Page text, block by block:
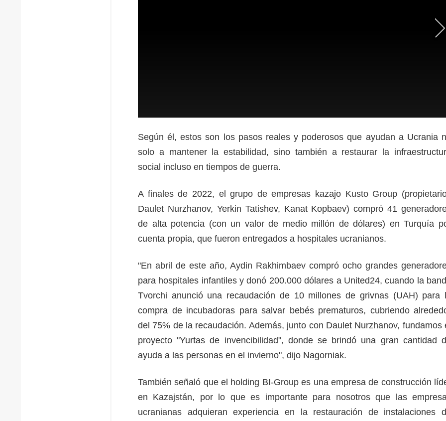
Según él, estos son los pasos reales y poderosos que ayudan a Ucrania
solo a mantener la estabilidad, sino también a restaurar la
social incluso en tiempos de guerra.
A finales de 2022, el grupo de empresas kazajo Kusto Group
Daulet Nurzhanov, Yerkin Tatishev, Kanat Kopbaev) compró 41
de alta potencia (con un valor de medio millón de dólares) en Turquía
cuenta propia, que fueron entregados a hospitales ucranianos.
"En abril de este año, Aydin Rakhimbaev compró ocho grandes
para hospitales infantiles y donó 200.000 dólares a United24, cuando la
Tvorchi anunció una recaudación de 10 millones de grivnas (UAH) para
compra de incubadoras para salvar bebés prematuros, cubriendo
del 75% de la recaudación. Además, junto con Daulet Nurzhanov, fundamos
proyecto "Yurtas de invencibilidad", donde se brindó una gran cantidad
ayuda a las personas en el invierno", dijo Nagorniak.
También señaló que el holding BI-Group es una empresa de construcción
en Kazajstán, por lo que es importante para nosotros que las
ucranianas adquieran experiencia en la restauración de instalaciones